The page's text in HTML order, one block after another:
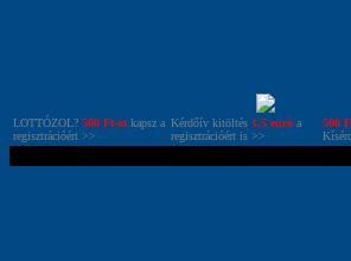
LOTTÓZOL? 500 Ft-ot kapsz a
regisztrációért >>
Kérdőív kitöltés 1,5 euró a
regisztrációért is >>
500